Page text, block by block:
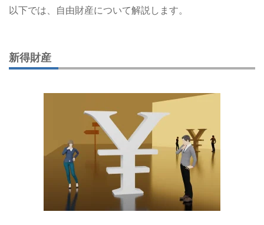
以下では、自由財産について解説します。
新得財産